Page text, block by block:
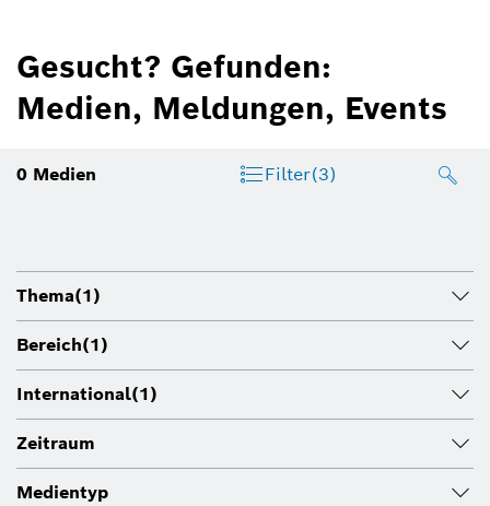
Gesucht? Gefunden:
Medien, Meldungen, Events
0 Medien Filter(3)
Thema(1)
Bereich(1)
International(1)
Zeitraum
Medientyp